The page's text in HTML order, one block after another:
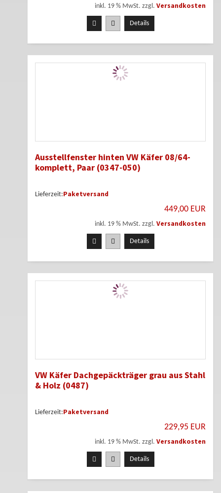
inkl. 19 % MwSt. zzgl. Versandkosten
Details
Ausstellfenster hinten VW Käfer 08/64-
komplett, Paar (0347-050)
Lieferzeit:Paketversand
449,00 EUR
inkl. 19 % MwSt. zzgl. Versandkosten
Details
VW Käfer Dachgepäckträger grau aus Stahl
& Holz (0487)
Lieferzeit:Paketversand
229,95 EUR
inkl. 19 % MwSt. zzgl. Versandkosten
Details